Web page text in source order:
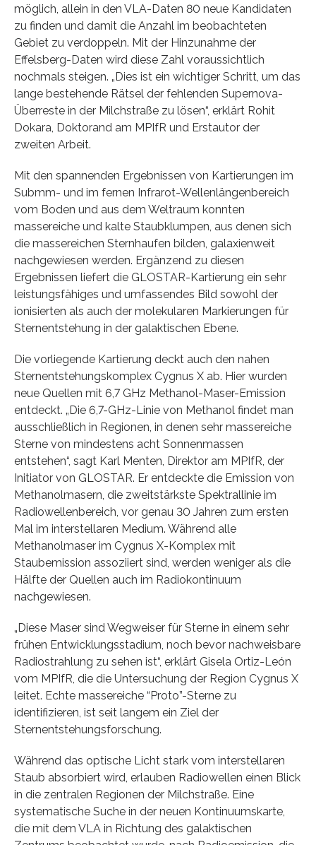
möglich, allein in den VLA-Daten 80 neue Kandidaten
zu finden und damit die Anzahl im beobachteten
Gebiet zu verdoppeln. Mit der Hinzunahme der
Effelsberg-Daten wird diese Zahl voraussichtlich
nochmals steigen. „Dies ist ein wichtiger Schritt, um das
lange bestehende Rätsel der fehlenden Supernova-
Überreste in der Milchstraße zu lösen“, erklärt Rohit
Dokara, Doktorand am MPIfR und Erstautor der
zweiten Arbeit.
Mit den spannenden Ergebnissen von Kartierungen im
Submm- und im fernen Infrarot-Wellenlängenbereich
vom Boden und aus dem Weltraum konnten
massereiche und kalte Staubklumpen, aus denen sich
die massereichen Sternhaufen bilden, galaxienweit
nachgewiesen werden. Ergänzend zu diesen
Ergebnissen liefert die GLOSTAR-Kartierung ein sehr
leistungsfähiges und umfassendes Bild sowohl der
ionisierten als auch der molekularen Markierungen für
Sternentstehung in der galaktischen Ebene.
Die vorliegende Kartierung deckt auch den nahen
Sternentstehungskomplex Cygnus X ab. Hier wurden
neue Quellen mit 6,7 GHz Methanol-Maser-Emission
entdeckt. „Die 6,7-GHz-Linie von Methanol findet man
ausschließlich in Regionen, in denen sehr massereiche
Sterne von mindestens acht Sonnenmassen
entstehen“, sagt Karl Menten, Direktor am MPIfR, der
Initiator von GLOSTAR. Er entdeckte die Emission von
Methanolmasern, die zweitstärkste Spektrallinie im
Radiowellenbereich, vor genau 30 Jahren zum ersten
Mal im interstellaren Medium. Während alle
Methanolmaser im Cygnus X-Komplex mit
Staubemission assoziiert sind, werden weniger als die
Hälfte der Quellen auch im Radiokontinuum
nachgewiesen.
„Diese Maser sind Wegweiser für Sterne in einem sehr
frühen Entwicklungsstadium, noch bevor nachweisbare
Radiostrahlung zu sehen ist“, erklärt Gisela Ortiz-León
vom MPIfR, die die Untersuchung der Region Cygnus X
leitet. Echte massereiche “Proto”-Sterne zu
identifizieren, ist seit langem ein Ziel der
Sternentstehungsforschung.
Während das optische Licht stark vom interstellaren
Staub absorbiert wird, erlauben Radiowellen einen Blick
in die zentralen Regionen der Milchstraße. Eine
systematische Suche in der neuen Kontinuumskarte,
die mit dem VLA in Richtung des galaktischen